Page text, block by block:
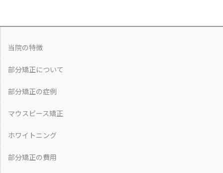
当院の特徴
部分矯正について
部分矯正の症例
マウスピース矯正
ホワイトニング
部分矯正の費用